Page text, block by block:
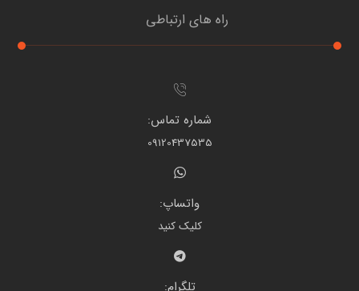
راه های ارتباطی
شماره تماس:
09120437535
واتساپ:
کلیک کنید
تلگرام: